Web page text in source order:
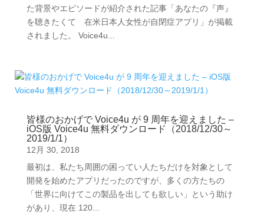
た背景やエピソードが紹介された記事「あなたの『声』
を聴きたくて 在米日本人女性が自閉症アプリ」が掲載
されました。 Voice4u...
皆様のおかげで Voice4u が 9 周年を迎えました –
iOS版 Voice4u 無料ダウンロード（2018/12/30～
2019/1/1）
12月 30, 2018
最初は、私たち周囲の困ってい人たちだけを対象として
開発を始めたアプリだったのですが、多くの方たちの
「世界に向けてこの製品を出しても欲しい」という助け
があり、現在 120...